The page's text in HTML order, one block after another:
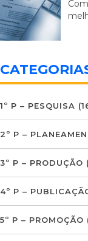
1º P – PESQUISA
2º P –
3º P – PRODUÇÃO
4º P –
5º P – PROMOÇÃO